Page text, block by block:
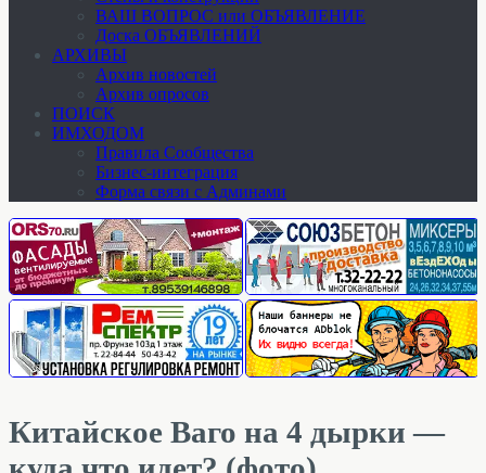
ВАШ ВОПРОС или ОБЪЯВЛЕНИЕ
Доска ОБЪЯВЛЕНИЙ
АРХИВЫ
Архив новостей
Архив опросов
ПОИСК
ИМХОДОМ
Правила Сообщества
Бизнес-интеграция
Форма связи с Админами
Китайское Ваго на 4 дырки —